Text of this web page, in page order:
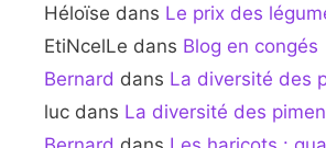
Héloïse dans Le prix des
EtiNcelLe dans Blog en congés
Bernard dans La diversité des
luc dans La diversité des